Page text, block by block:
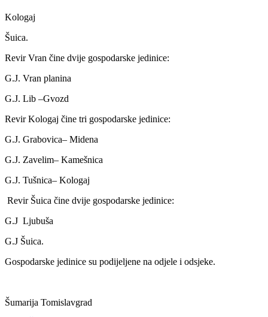
Kologaj
Šuica.
Revir Vran čine dvije gospodarske jedinice:
G.J. Vran planina
G.J. Lib –Gvozd
Revir Kologaj čine tri gospodarske jedinice:
G.J. Grabovica– Midena
G.J. Zavelim– Kamešnica
G.J. Tušnica– Kologaj
Revir Šuica čine dvije gospodarske jedinice:
G.J Ljubuša
G.J Šuica.
Gospodarske jedinice su podijeljene na odjele i odsjeke.
Šumarija Tomislavgrad